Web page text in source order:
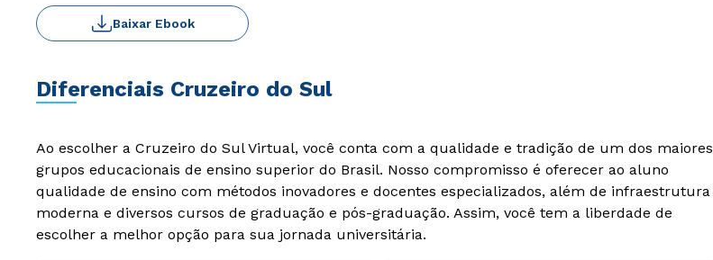
Baixar Ebook
Diferenciais Cruzeiro do Sul
Ao escolher a Cruzeiro do Sul Virtual, você conta com a qualidade e tradição de um dos maiores
grupos educacionais de ensino superior do Brasil. Nosso compromisso é oferecer ao aluno
qualidade de ensino com métodos inovadores e docentes especializados, além de infraestrutura
moderna e diversos cursos de graduação e pós-graduação. Assim, você tem a liberdade de
escolher a melhor opção para sua jornada universitária.